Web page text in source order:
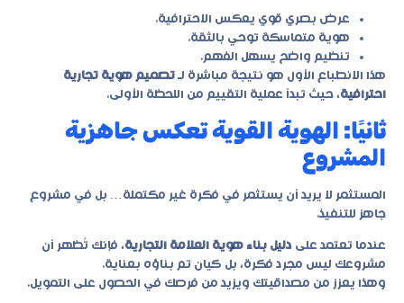
عرض بصري قوي يعكس الاحترافية.
هوية متماسكة توحي بالثقة.
تنظيم واضح يسهل الفهم.
هذا الانطباع الأول هو نتيجة مباشرة لـ تصميم هوية تجارية
احترافية، حيث تبدأ عملية التقييم من اللحظة الأولى.
ثانيًا: الهوية القوية تعكس جاهزية
المشروع
المستثمر لا يريد أن يستثمر في فكرة غير مكتملة… بل في مشروع
جاهز للتنفيذ.
عندما تعتمد على دليل بناء هوية العلامة التجارية، فإنك تُظهر أن
مشروعك ليس مجرد فكرة، بل كيان تم بناؤه بعناية.
وهذا يعزز من مصداقيتك ويزيد من فرصك في الحصول على التمويل.